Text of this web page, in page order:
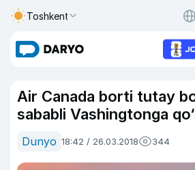
Toshkent
Air Canada borti tutay
sababli Vashingtonga
Dunyo 18:42 / 26.03.2018 344